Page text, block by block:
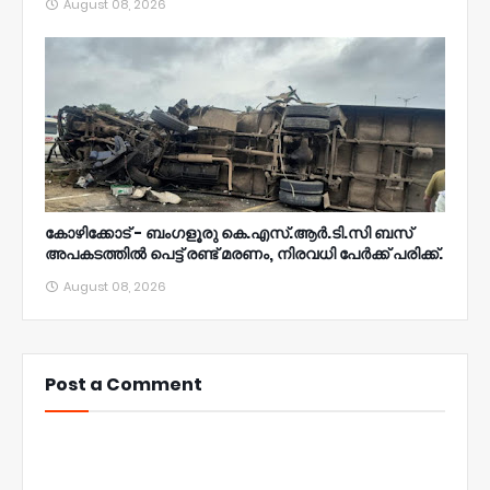
August 08, 2026
കോഴിക്കോട് - ബംഗളൂരു കെ.എസ്.ആർ.ടി.സി ബസ്
അപകടത്തിൽ പെട്ട് രണ്ട് മരണം, നിരവധി പേർക്ക് പരിക്ക്.
August 08, 2026
Post a Comment